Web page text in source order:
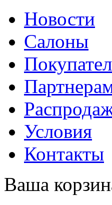
Новости
Салоны
Условия
Контакты
Ваша